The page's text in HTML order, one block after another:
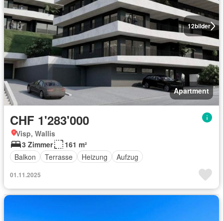
12bilder
Apartment
CHF 1'283'000
Visp, Wallis
3 Zimmer
161 m²
Balkon
Terrasse Heizung Aufzug
01.11.2025